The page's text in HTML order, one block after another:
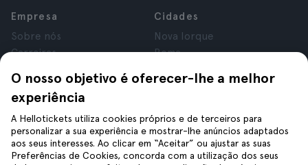
O nosso objetivo é oferecer-lhe a melhor
experiência
A Hellotickets utiliza cookies próprios e de terceiros para
personalizar a sua experiência e mostrar-lhe anúncios adaptados
aos seus interesses. Ao clicar em “Aceitar” ou ajustar as suas
Preferências de Cookies, concorda com a utilização dos seus
Empresa
Sobre nós
Carreiras
Avaliações
Privacidade
Termos e Condições
Aviso Legal
Cookies
Cidades
Nova Iorque
Roma
Londres
Cracóvia
Tenerife